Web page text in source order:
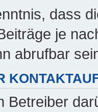
dass
je
abrufbar
Betreiber